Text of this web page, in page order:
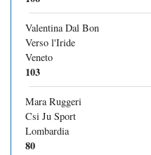
Valentina Dal Bon
Verso l'Iride
Veneto
103
Mara Ruggeri
Csi Ju Sport
Lombardia
80